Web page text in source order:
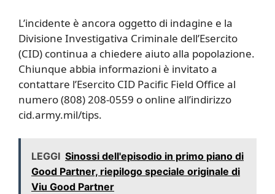
L’incidente è ancora oggetto di indagine e la
Divisione Investigativa Criminale dell’Esercito
(CID) continua a chiedere aiuto alla popolazione.
Chiunque abbia informazioni è invitato a
contattare l’Esercito CID Pacific Field Office al
numero (808) 208-0559 o online all’indirizzo
cid.army.mil/tips.
LEGGI Sinossi dell'episodio in primo piano di
Good Partner, riepilogo speciale originale di
Viu Good Partner